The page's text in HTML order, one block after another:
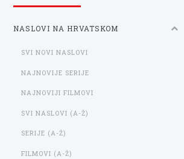
NASLOVI NA HRVATSKOM
SVI NOVI NASLOVI
NAJNOVIJE SERIJE
NAJNOVIJI FILMOVI
SVI NASLOVI (A-Ž)
SERIJE (A-Ž)
FILMOVI (A-Ž)